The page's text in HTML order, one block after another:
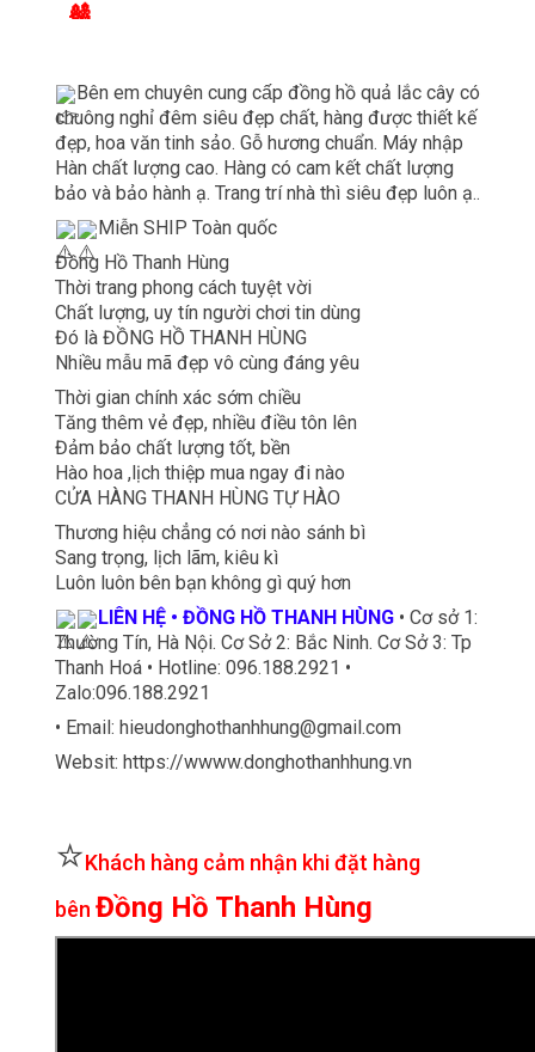
Bên em chuyên cung cấp đồng hồ quả lắc cây có
chuông nghỉ đêm siêu đẹp chất, hàng được thiết kế
đẹp, hoa văn tinh sảo. Gỗ hương chuẩn. Máy nhập
Hàn chất lượng cao. Hàng có cam kết chất lượng
bảo và bảo hành ạ. Trang trí nhà thì siêu đẹp luôn ạ..
Miễn SHIP Toàn quốc
Đồng Hồ Thanh Hùng
Thời trang phong cách tuyệt vời
Chất lượng, uy tín người chơi tin dùng
Đó là ĐỒNG HỒ THANH HÙNG
Nhiều mẫu mã đẹp vô cùng đáng yêu
Thời gian chính xác sớm chiều
Tăng thêm vẻ đẹp, nhiều điều tôn lên
Đảm bảo chất lượng tốt, bền
Hào hoa ,lịch thiệp mua ngay đi nào
CỬA HÀNG THANH HÙNG TỰ HÀO
Thương hiệu chẳng có nơi nào sánh bì
Sang trọng, lịch lãm, kiêu kì
Luôn luôn bên bạn không gì quý hơn
LIÊN HỆ • ĐỒNG HỒ THANH HÙNG • Cơ sở 1:
Thường Tín, Hà Nội. Cơ Sở 2: Bắc Ninh. Cơ Sở 3: Tp
Thanh Hoá • Hotline: 096.188.2921 •
Zalo:096.188.2921
• Email: hieudonghothanhhung@gmail.com
Websit: https://wwww.donghothanhhung.vn
⭐Khách hàng cảm nhận khi đặt hàng
bên Đồng Hồ Thanh Hùng